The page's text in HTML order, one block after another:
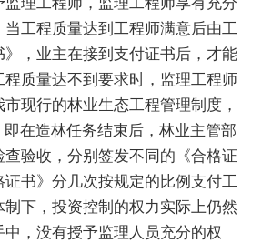
工程质量达到工程师满意后由工
，业主在接到支付证书后，才能
程质量达不到要求时，监理工程师
现行的林业生态工程管理制度，
即在造林任务结束后，林业主管部
验收，分别签发不同的《合格证
书》分几次按规定的比例支付工
下，投资控制的权力实际上仍然
，没有授予监理人员充分的权